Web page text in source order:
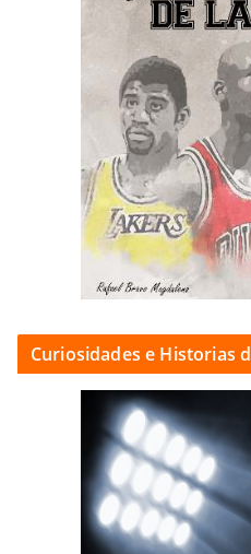
Curiosidades e Historias